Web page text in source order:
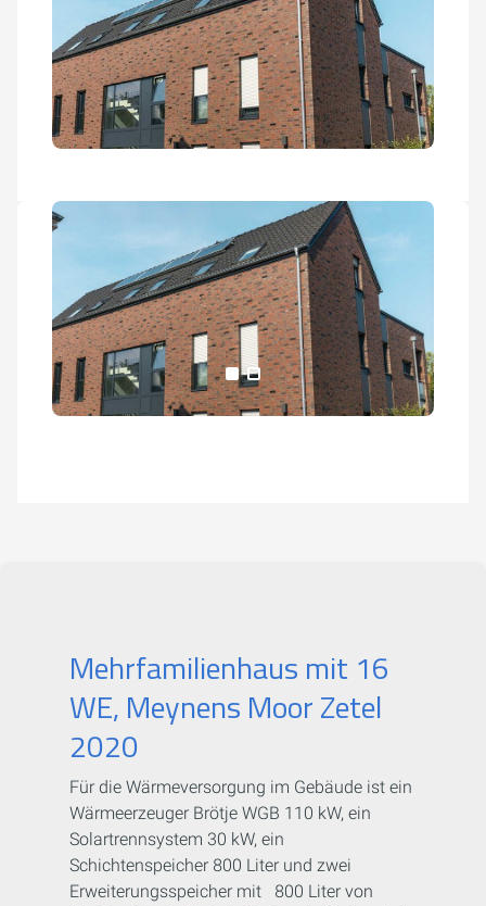
Alle Medien anzeigen
Mehrfamilienhaus mit 16
WE, Meynens Moor Zetel
2020
Für die Wärmeversorgung im Gebäude ist ein
Wärmeerzeuger Brötje WGB 110 kW, ein
Solartrennsystem 30 kW, ein
Schichtenspeicher 800 Liter und zwei
Erweiterungsspeicher mit 800 Liter von